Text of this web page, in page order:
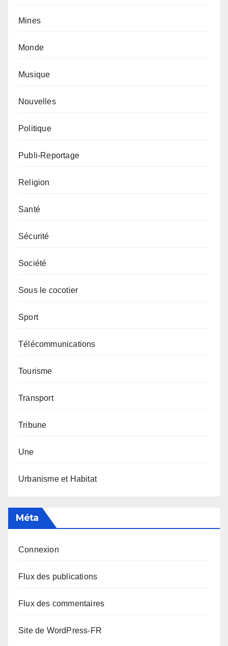
Mines
Monde
Musique
Nouvelles
Politique
Publi-Reportage
Religion
Santé
Sécurité
Société
Sous le cocotier
Sport
Télécommunications
Tourisme
Transport
Tribune
Une
Urbanisme et Habitat
Méta
Connexion
Flux des publications
Flux des commentaires
Site de WordPress-FR